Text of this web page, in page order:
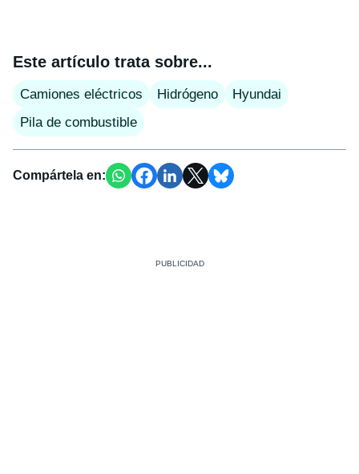
Este artículo trata sobre...
Camiones eléctricos Hidrógeno
Hyundai
Pila de combustible
Compártela en: